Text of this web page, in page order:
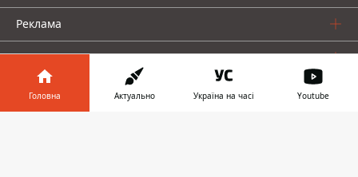
Реклама
Про нас
Головна Актуально Україна на часі Youtube